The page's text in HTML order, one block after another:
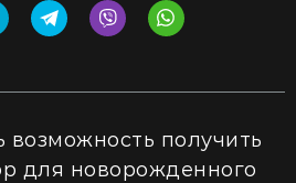
возможность получить
для новорожденного